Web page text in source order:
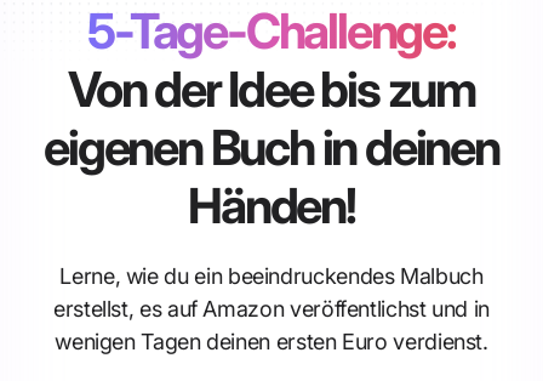
5-Tage-Challenge:
Von der Idee bis zum
eigenen Buch in deinen
Händen!
Lerne, wie du ein beeindruckendes Malbuch
erstellst, es auf Amazon veröffentlichst und in
wenigen Tagen deinen ersten Euro verdienst.